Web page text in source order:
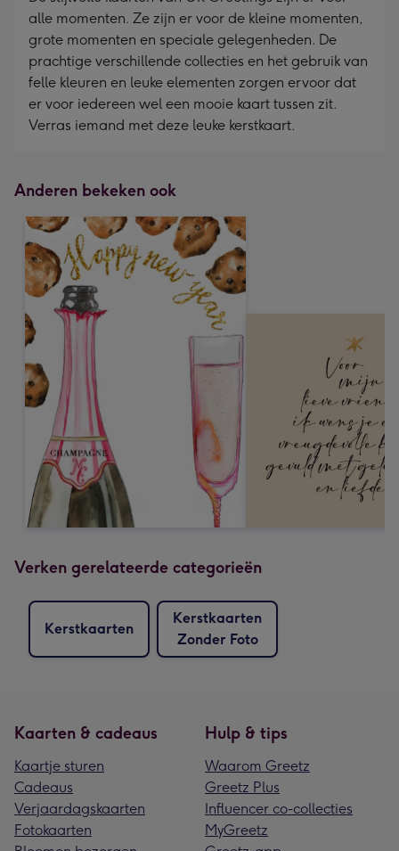
alle momenten. Ze zijn er voor de kleine momenten,
grote momenten en speciale gelegenheden. De
prachtige verschillende collecties en het gebruik van
felle kleuren en leuke elementen zorgen ervoor dat
er voor iedereen wel een mooie kaart tussen zit.
Verras iemand met deze leuke kerstkaart.
Anderen bekeken ook
Verken gerelateerde categorieën
Kerstkaarten
Kerstkaarten
Zonder Foto
Kaarten & cadeaus
Kaartje sturen
Cadeaus
Verjaardagskaarten
Fotokaarten
Hulp & tips
Waarom Greetz
Greetz Plus
Influencer co-collecties
MyGreetz